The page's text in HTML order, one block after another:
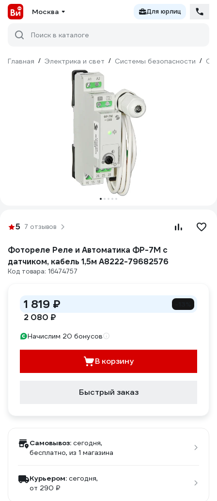
Москва Для юрлиц
Поиск в каталоге
Главная / Электрика и свет / Системы безопасности /
5 7 отзывов
Фотореле Реле и Автоматика ФР-7М с
датчиком, кабель 1,5м A8222-79682576
Код товара: 16474757
1 819 ₽
2 080 ₽
Начислим 20 бонусов
В корзину
Быстрый заказ
Самовывоз: сегодня,
бесплатно, из 1 магазина
Курьером: сегодня,
от 290 ₽